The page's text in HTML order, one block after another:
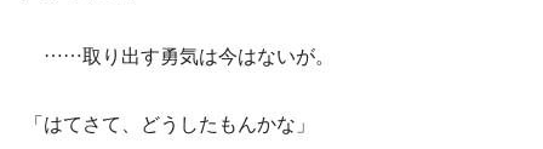
……取り出す勇気は今はないが。
「はてさて、どうしたもんかな」